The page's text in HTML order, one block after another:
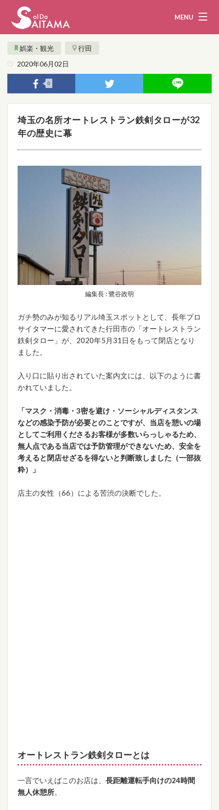
MENU
娯楽・観光
企業・団体 教育・医療
行政 まとめ！
地域から探す
募集！
娯楽・観光
行田
2020年06月02日
0
埼玉の名所オートレストラン鉄剣タローが32
年の歴史に幕
編集長 : 鷺谷政明
ガチ勢のみが知るリアル埼玉スポットとして、長年プロ
サイタマーに愛されてきた行田市の「オートレストラン
鉄剣タロー」が、2020年5月31日をもって閉店となり
ました。
入り口に貼り出されていた案内文には、以下のように書
かれていました。
「マスク・消毒・3密を避け・ソーシャルディスタンス
などの感染予防が必要とのことですが、当店を憩いの場
としてご利用くださるお客様が多数いらっしゃるため、
無人点である当店では予防管理ができないため、安全を
考えると閉店せざるを得ないと判断致しました（一部抜
粋）」
店主の女性（66）による苦渋の決断でした。
オートレストラン鉄剣タローとは
一言でいえばこのお店は、 長距離運転手向けの24時間
無人休憩所。